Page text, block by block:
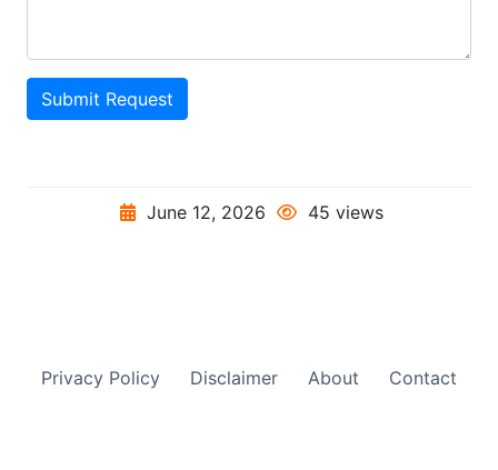
Submit Request
June 12, 2026 45 views
Privacy Policy Disclaimer About Contact